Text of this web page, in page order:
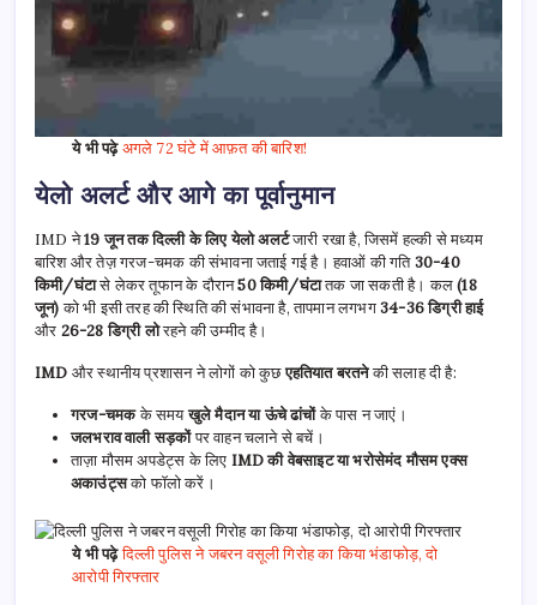
ये भी पढ़े अगले 72 घंटे में आफ़त की बारिश!
येलो अलर्ट और आगे का पूर्वानुमान
IMD ने19 जून तक दिल्ली के लिए येलो अलर्टजारी रखा है, जिसमें हल्की से मध्यम
बारिश और तेज़ गरज-चमक की संभावना जताई गई है। हवाओं की गति30-40
किमी/घंटासे लेकर तूफान के दौरान50 किमी/घंटातक जा सकती है। कल(18
जून)को भी इसी तरह की स्थिति की संभावना है, तापमान लगभग34-36 डिग्री हाई
और 26-28 डिग्री लोरहने की उम्मीद है।
IMD और स्थानीय प्रशासन ने लोगों को कुछएहतियात बरतनेकी सलाह दी है:
गरज-चमकके समयखुले मैदान या ऊंचे ढांचोंके पास न जाएं।
जलभराव वाली सड़कोंपर वाहन चलाने से बचें।
ताज़ा मौसम अपडेट्स के लिए IMD की वेबसाइट या भरोसेमंद मौसम एक्स
अकाउंट्सको फॉलो करें।
ये भी पढ़ेदिल्ली पुलिस ने जबरन वसूली गिरोह का किया भंडाफोड़, दो
आरोपी गिरफ्तार